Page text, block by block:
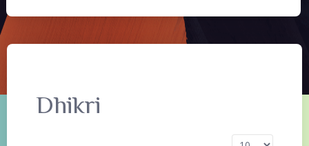
Dhikri
Display #